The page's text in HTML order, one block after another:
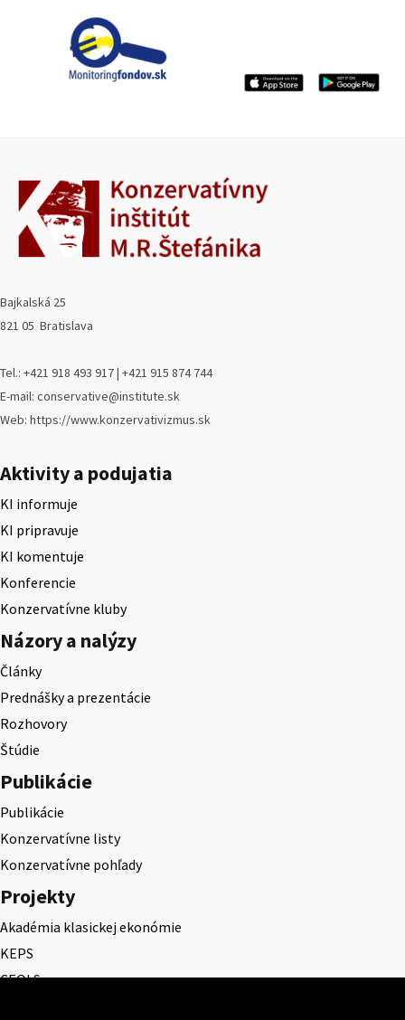
Bajkalská 25
821 05 Bratislava
Tel.: +421 918 493 917 | +421 915 874 744
E-mail: conservative@institute.sk
Web: https://www.konzervativizmus.sk
Aktivity a podujatia
KI informuje
KI pripravuje
KI komentuje
Konferencie
Konzervatívne kluby
Názory a nalýzy
Články
Prednášky a prezentácie
Rozhovory
Štúdie
Publikácie
Publikácie
Konzervatívne listy
Konzervatívne pohľady
Projekty
Akadémia klasickej ekonómie
KEPS
CEQLS